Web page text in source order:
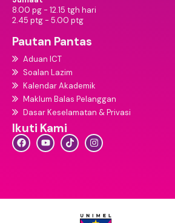
8.00 pg - 12.15 tgh hari
2.45 ptg - 5.00 ptg
Pautan Pantas
Aduan ICT
Soalan Lazim
Kalendar Akademik
Maklum Balas Pelanggan
Dasar Keselamatan & Privasi
Ikuti Kami